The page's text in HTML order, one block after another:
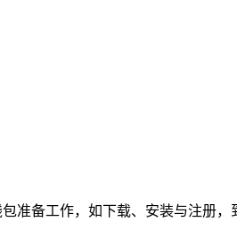
准备工作，如下载、安装与注册